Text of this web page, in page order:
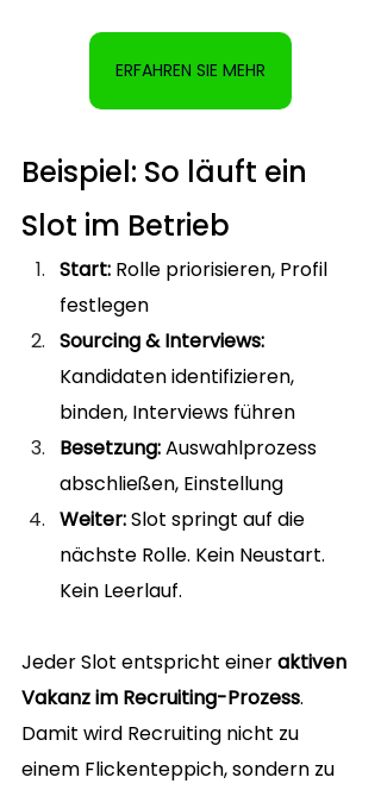
ERFAHREN SIE MEHR
Beispiel: So läuft ein
Slot im Betrieb
Start: Rolle priorisieren, Profil
festlegen
Sourcing & Interviews:
Kandidaten identifizieren,
binden, Interviews führen
Besetzung: Auswahlprozess
abschließen, Einstellung
Weiter: Slot springt auf die
nächste Rolle. Kein Neustart.
Kein Leerlauf.
Jeder Slot entspricht einer aktiven
Vakanz im Recruiting-Prozess.
Damit wird Recruiting nicht zu
einem Flickenteppich, sondern zu